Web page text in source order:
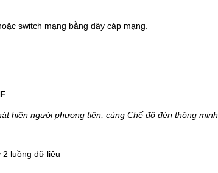
switch mạng bằng dây cáp mạng.
hiện người phương tiện, cùng Chế độ đèn thông minh.
2 luồng dữ liệu